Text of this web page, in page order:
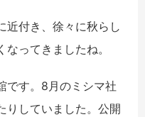
付き、徐々に秋らし
ってきましたね。
です。8月のミシマ社
りしていました。公開